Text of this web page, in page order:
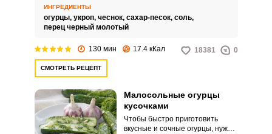
скоростью и удобством
приготовления. Не нужно
рассолов.
ИНГРЕДИЕНТЫ
огурцы, укроп, чеснок, сахар-песок, соль,
перец черный молотый
130 мин 17.4 кКал 18381 0
СМОТРЕТЬ РЕЦЕПТ
Малосольные огурцы
кусочками
Чтобы быстро приготовить
вкусные и сочные огурцы, нужно